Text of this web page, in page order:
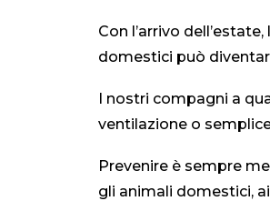
Con l’arrivo
domestici può
I nostri compagni a
ventilazione o
Prevenire è sempre
gli animali domestici,